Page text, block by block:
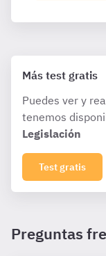
Más test gratis
Puedes ver y
tenemos
Legislación
Test gratis
Preguntas